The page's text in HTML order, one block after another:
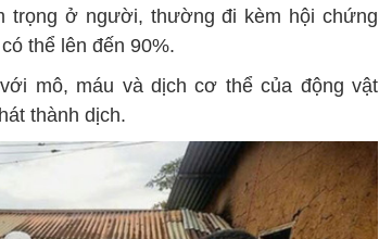
trọng ở người, thường đi kèm hội chứng
thể lên đến 90%.
mô, máu và dịch cơ thể của động vật
thành dịch.